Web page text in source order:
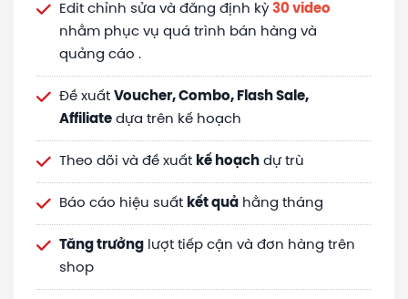
Edit chỉnh sửa và đăng định kỳ 30 video
nhằm phục vụ quá trình bán hàng và
quảng cáo .
Đề xuất Voucher, Combo, Flash Sale,
Affiliate dựa trên kế hoạch
Theo dõi và đề xuất kế hoạch dự trù
Báo cáo hiệu suất kết quả hằng tháng
Tăng trưởng lượt tiếp cận và đơn hàng trên
shop